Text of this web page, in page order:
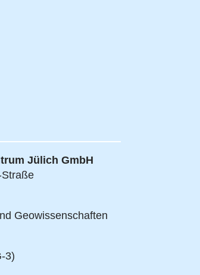
Jülich GmbH
Geowissenschaften
3)